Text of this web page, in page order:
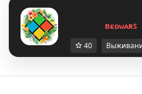
ʙᴇᴅᴡᴀʀꜱ
40